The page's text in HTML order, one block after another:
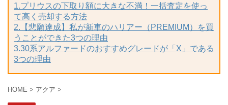
1.プリウスの下取り額に大きな不満！一括査定を使っ
て高く売却する方法
2.【悲願達成】私が新車のハリアー（PREMIUM）を買
うことができた3つの理由
3.30系アルファードのおすすめグレードが「X」である
3つの理由
HOME > アクア >